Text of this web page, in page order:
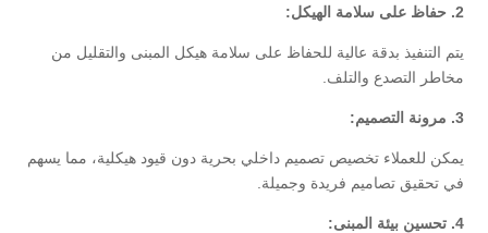
2. حفاظ على سلامة الهيكل:
يتم التنفيذ بدقة عالية للحفاظ على سلامة هيكل المبنى والتقليل من
مخاطر التصدع والتلف.
3. مرونة التصميم:
يمكن للعملاء تخصيص تصميم داخلي بحرية دون قيود هيكلية، مما يسهم
في تحقيق تصاميم فريدة وجميلة.
4. تحسين بيئة المبنى: